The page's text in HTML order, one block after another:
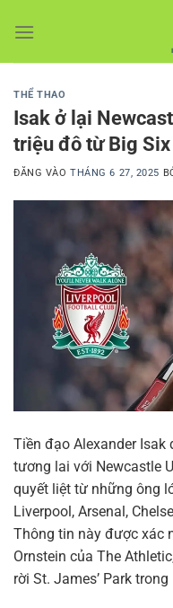
qua
THỂ THAO
Isak ở lại
triệu đô từ Big Six
ĐĂNG VÀOTHÁNG 6 27, 2025
Tiền đạo Alexander
tương lai với Newcastle
quyết liệt từ những ông
Liverpool, Arsenal,
Thông tin này được xác
Ornstein của The
rời St. James’ Park